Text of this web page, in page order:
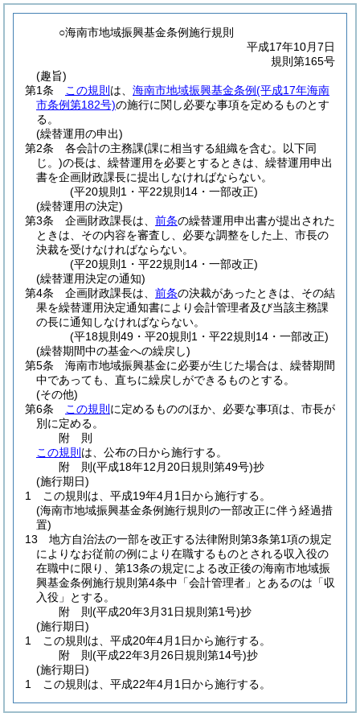
○海南市地域振興基金条例施行規則
平成17年10月7日
規則第165号
(趣旨)
第1条
この規則 は、 海南市地域振興基金条例(平成17年海南
市条例第182号)の施行に関し必要な事項を定めるものとす
る。
(繰替運用の申出)
第2条
各会計の主務課(課に相当する組織を含む。以下同
じ。)の長は、繰替運用を必要とするときは、繰替運用申出
書を企画財政課長に提出しなければならない。
(平20規則1・平22規則14・一部改正)
(繰替運用の決定)
第3条
企画財政課長は、 前条の繰替運用申出書が提出された
ときは、その内容を審査し、必要な調整をした上、市長の
決裁を受けなければならない。
(平20規則1・平22規則14・一部改正)
(繰替運用決定の通知)
第4条
企画財政課長は、 前条の決裁があったときは、その結
果を繰替運用決定通知書により会計管理者及び当該主務課
の長に通知しなければならない。
(平18規則49・平20規則1・平22規則14・一部改正)
(繰替期間中の基金への繰戻し)
第5条
海南市地域振興基金に必要が生じた場合は、繰替期間
中であっても、直ちに繰戻しができるものとする。
(その他)
第6条
この規則 に定めるもののほか、必要な事項は、市長が
別に定める。
附 則
この規則 は、公布の日から施行する。
附 則(平成18年12月20日規則第49号)抄
(施行期日)
1
この規則は、平成19年4月1日から施行する。
(海南市地域振興基金条例施行規則の一部改正に伴う経過措
置)
13
地方自治法の一部を改正する法律附則第3条第1項の規定
によりなお従前の例により在職するものとされる収入役の
在職中に限り、第13条の規定による改正後の海南市地域振
興基金条例施行規則第4条中「会計管理者」とあるのは「収
入役」とする。
附 則(平成20年3月31日規則第1号)抄
(施行期日)
1
この規則は、平成20年4月1日から施行する。
附 則(平成22年3月26日規則第14号)抄
(施行期日)
1
この規則は、平成22年4月1日から施行する。